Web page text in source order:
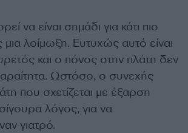
να είναι σημάδι για κάτι πιο
λοίμωξη. Ευτυχώς αυτό είναι
και ο πόνος στην πλάτη δεν
Ωστόσο, ο συνεχής
που σχετίζεται με έξαρση
λόγος, για να
γιατρό.